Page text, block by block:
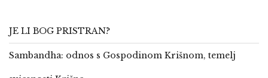
JE LI BOG PRISTRAN?
Sambandha: odnos s Gospodinom Krišnom, temelj